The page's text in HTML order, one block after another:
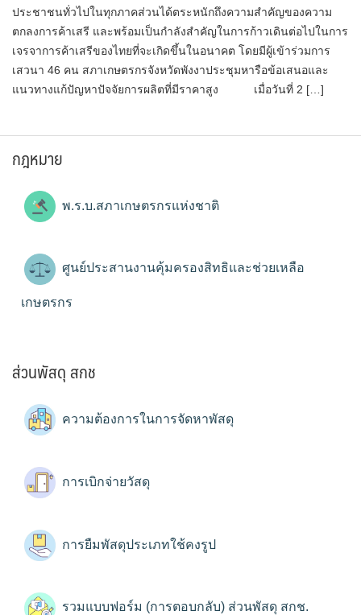
ประชาชนทั่วไปในทุกภาคส่วนได้ตระหนักถึงความสำคัญของความ
ตกลงการค้าเสรี และพร้อมเป็นกำลังสำคัญในการก้าวเดินต่อไปในการ
เจรจาการค้าเสรีของไทยที่จะเกิดขึ้นในอนาคต โดยมีผู้เข้าร่วมการ
เสวนา 46 คน สภาเกษตรกรจังหวัดพังงาประชุมหารือข้อเสนอและ
แนวทางแก้ปัญหาปัจจัยการผลิตที่มีราคาสูง เมื่อวันที่ 2 […]
กฎหมาย
พ.ร.บ.สภาเกษตรกรแห่งชาติ
ศูนย์ประสานงานคุ้มครองสิทธิและช่วยเหลือ
เกษตรกร
ส่วนพัสดุ สกช
ความต้องการในการจัดหาพัสดุ
การเบิกจ่ายวัสดุ
การยืมพัสดุประเภทใช้คงรูป
รวมแบบฟอร์ม (การตอบกลับ) ส่วนพัสดุ สกช.